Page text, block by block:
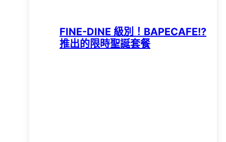
FINE-DINE 級別！BAPECAFE!?
推出的限時聖誕套餐